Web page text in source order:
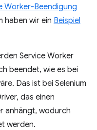
Worker-Beendigung
haben wir ein Beispiel
Service Worker
beendet, wie es bei
Das ist bei Selenium
das einen
anhängt, wodurch
werden.